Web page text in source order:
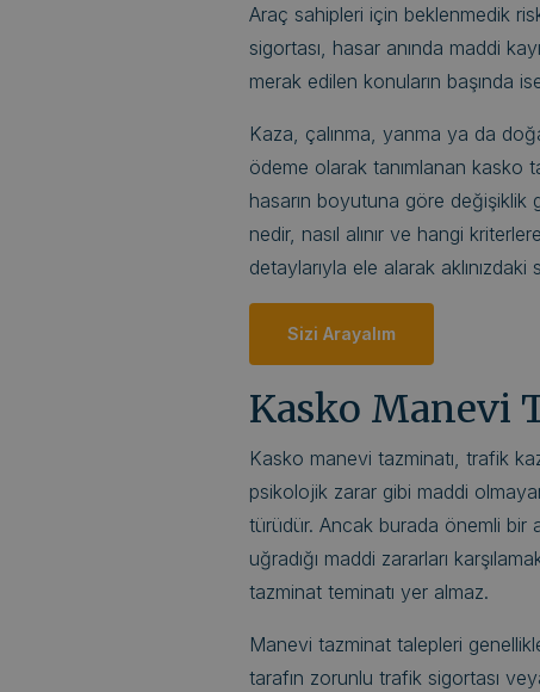
Araç sahipleri için beklenmedik
sigortası, hasar anında maddi
merak edilen konuların başında
Kaza, çalınma, yanma ya da
ödeme olarak tanımlanan kasko
hasarın boyutuna göre değişiklik
nedir, nasıl alınır ve hangi
detaylarıyla ele alarak
Sizi Arayalım
Kasko Manevi
Kasko manevi tazminatı, trafik
psikolojik zarar gibi maddi
türüdür. Ancak burada önemli bir
uğradığı maddi zararları
tazminat teminatı yer almaz.
Manevi tazminat talepleri
tarafın zorunlu trafik sigortası